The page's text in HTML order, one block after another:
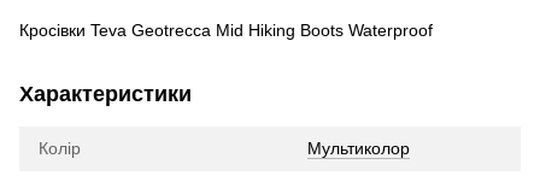
Кросівки Teva Geotrecca Mid Hiking Boots Waterproof
Характеристики
Колір Мультиколор